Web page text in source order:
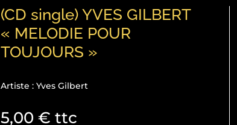
(CD single) YVES GILBERT
« MELODIE POUR
TOUJOURS »
Artiste : Yves Gilbert
5,00€ ttc